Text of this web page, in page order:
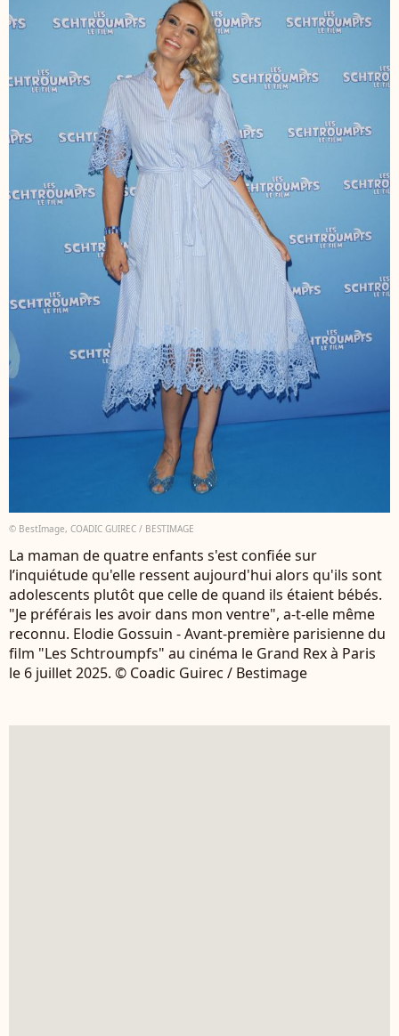
© BestImage, COADIC GUIREC / BESTIMAGE
La maman de quatre enfants s'est confiée sur
l’inquiétude qu'elle ressent aujourd'hui alors qu'ils sont
adolescents plutôt que celle de quand ils étaient bébés.
"Je préférais les avoir dans mon ventre", a-t-elle même
reconnu. Elodie Gossuin - Avant-première parisienne du
film "Les Schtroumpfs" au cinéma le Grand Rex à Paris
le 6 juillet 2025. © Coadic Guirec / Bestimage